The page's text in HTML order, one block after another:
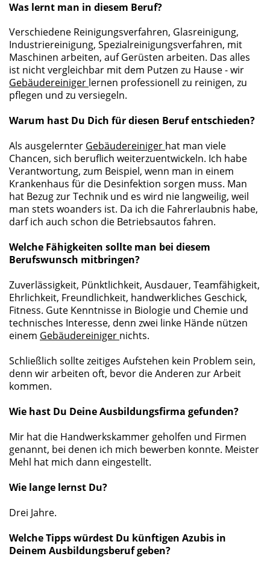
Was lernt man in diesem Beruf?
Verschiedene Reinigungsverfahren, Glasreinigung,
Industriereinigung, Spezialreinigungsverfahren, mit
Maschinen arbeiten, auf Gerüsten arbeiten. Das alles
ist nicht vergleichbar mit dem Putzen zu Hause - wir
Gebäudereiniger lernen professionell zu reinigen, zu
pflegen und zu versiegeln.
Warum hast Du Dich für diesen Beruf entschieden?
Als ausgelernter Gebäudereiniger hat man viele
Chancen, sich beruflich weiterzuentwickeln. Ich habe
Verantwortung, zum Beispiel, wenn man in einem
Krankenhaus für die Desinfektion sorgen muss. Man
hat Bezug zur Technik und es wird nie langweilig, weil
man stets woanders ist. Da ich die Fahrerlaubnis habe,
darf ich auch schon die Betriebsautos fahren.
Welche Fähigkeiten sollte man bei diesem
Berufswunsch mitbringen?
Zuverlässigkeit, Pünktlichkeit, Ausdauer, Teamfähigkeit,
Ehrlichkeit, Freundlichkeit, handwerkliches Geschick,
Fitness. Gute Kenntnisse in Biologie und Chemie und
technisches Interesse, denn zwei linke Hände nützen
einem Gebäudereiniger nichts.
Schließlich sollte zeitiges Aufstehen kein Problem sein,
denn wir arbeiten oft, bevor die Anderen zur Arbeit
kommen.
Wie hast Du Deine Ausbildungsfirma gefunden?
Mir hat die Handwerkskammer geholfen und Firmen
genannt, bei denen ich mich bewerben konnte. Meister
Mehl hat mich dann eingestellt.
Wie lange lernst Du?
Drei Jahre.
Welche Tipps würdest Du künftigen Azubis in
Deinem Ausbildungsberuf geben?